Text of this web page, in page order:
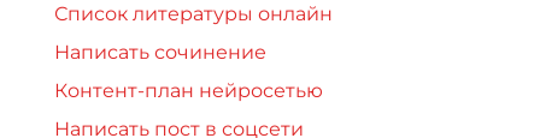
Список литературы онлайн
Написать сочинение
Контент-план нейросетью
Написать пост в соцсети